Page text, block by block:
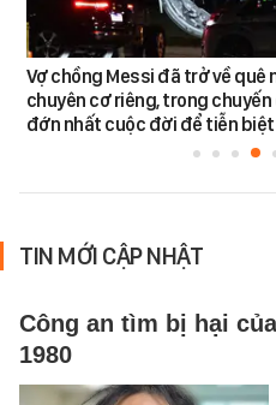
Vợ chồng Messi đã trở về quê
chuyên cơ riêng, trong
đớn nhất cuộc đời để tiễn
TIN MỚI CẬP NHẬT
Công an tìm bị hại
1980